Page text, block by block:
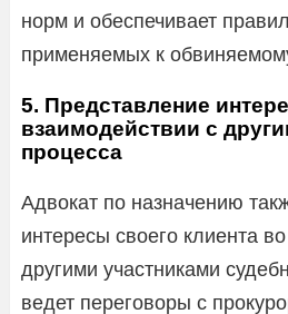
норм и обеспечивает
применяемых к
5. Представление
взаимодействии с
процесса
Адвокат по назначению
интересы своего клиента
другими участниками
ведет переговоры с